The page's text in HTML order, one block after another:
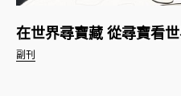
副刊
在世界尋寶藏 從尋寶看